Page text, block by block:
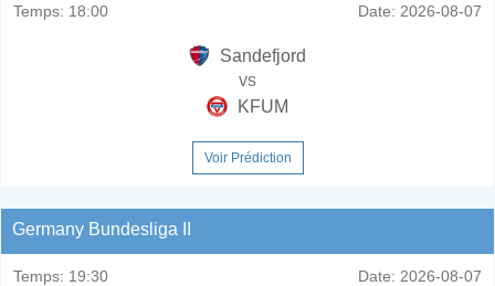
Temps: 18:00 Date: 2026-08-07
Sandefjord
vs
KFUM
Voir Prédiction
Germany Bundesliga II
Temps: 19:30 Date: 2026-08-07